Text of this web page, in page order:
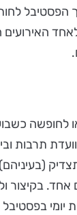
הפסטיבל
לחופשה
תרבות
אחד. בקיצור
יומי